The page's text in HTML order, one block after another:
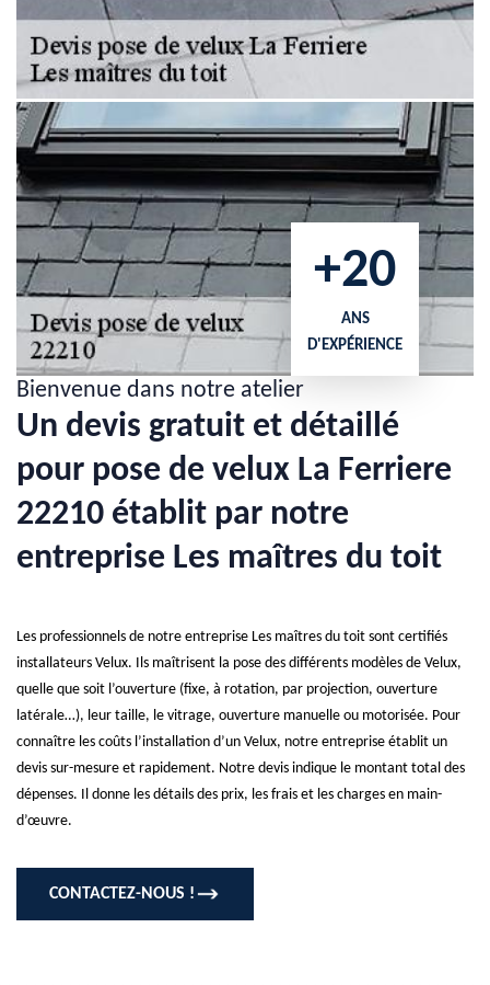
+20
ANS
D'EXPÉRIENCE
Bienvenue dans notre atelier
Un devis gratuit et détaillé
pour pose de velux La Ferriere
22210 établit par notre
entreprise Les maîtres du toit
Les professionnels de notre entreprise Les maîtres du toit sont certifiés
installateurs Velux. Ils maîtrisent la pose des différents modèles de Velux,
quelle que soit l’ouverture (fixe, à rotation, par projection, ouverture
latérale…), leur taille, le vitrage, ouverture manuelle ou motorisée. Pour
connaître les coûts l’installation d’un Velux, notre entreprise établit un
devis sur-mesure et rapidement. Notre devis indique le montant total des
dépenses. Il donne les détails des prix, les frais et les charges en main-
d’œuvre.
CONTACTEZ-NOUS !